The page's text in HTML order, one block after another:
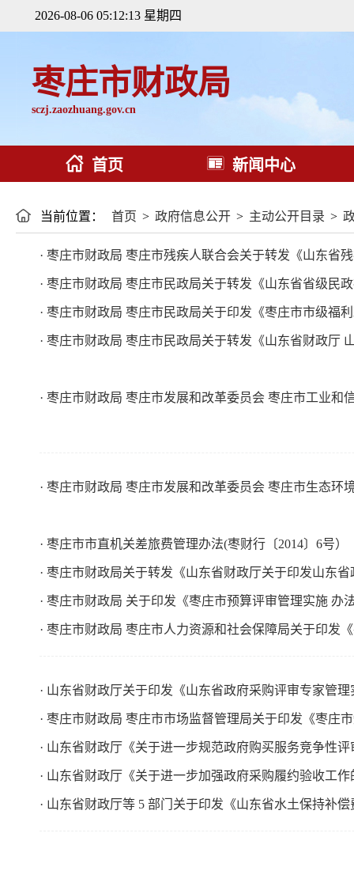
2026-08-06 05:12:14 星期四
枣庄市财政局
sczj.zaozhuang.gov.cn
首页 新闻中心
当前位置： 首页 > 政府信息公开 > 主动公开目录 >
· 枣庄市财政局 枣庄市残疾人联合会关于转发《山东省
· 枣庄市财政局 枣庄市民政局关于转发《山东省省级民
· 枣庄市财政局 枣庄市民政局关于印发《枣庄市市级福
· 枣庄市财政局 枣庄市民政局关于转发《山东省财政厅
· 枣庄市财政局 枣庄市发展和改革委员会 枣庄市工业
· 枣庄市财政局 枣庄市发展和改革委员会 枣庄市生态
· 枣庄市市直机关差旅费管理办法(枣财行〔2014〕6号）
· 枣庄市财政局关于转发《山东省财政厅关于印发山东
· 枣庄市财政局 关于印发《枣庄市预算评审管理实施 办
· 枣庄市财政局 枣庄市人力资源和社会保障局关于印发
· 山东省财政厅关于印发《山东省政府采购评审专家管
· 枣庄市财政局 枣庄市市场监督管理局关于印发《枣庄
· 山东省财政厅《关于进一步规范政府购买服务竞争性
· 山东省财政厅《关于进一步加强政府采购履约验收工
· 山东省财政厅等 5 部门关于印发《山东省水土保持补